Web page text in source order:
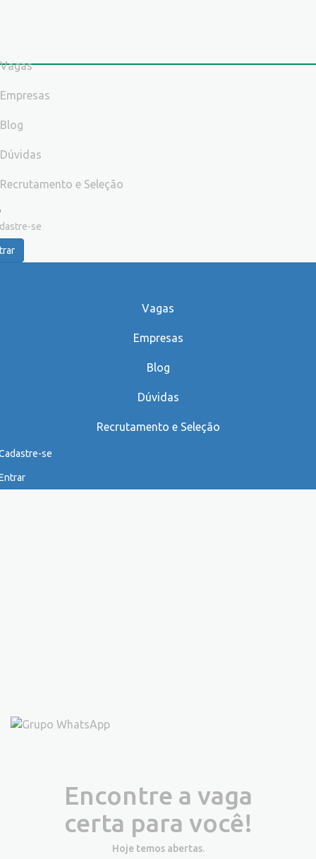
Vagas
Empresas
Blog
Dúvidas
Recrutamento e Seleção
se
Vagas
Empresas
Blog
Dúvidas
Recrutamento e Seleção
se
Encontre a vaga
certa para você!
Hoje temos abertas.